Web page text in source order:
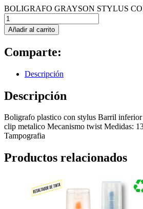
BOLIGRAFO GRAYSON STYLUS
Añadir al carrito
Comparte:
Descripción
Descripción
Boligrafo plastico con stylus Barril
clip metalico Mecanismo twist Medidas:
Tampografia
Productos relacionados